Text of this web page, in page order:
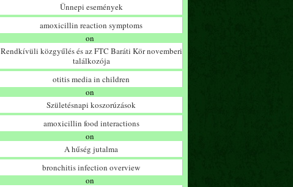
Ünnepi események
amoxicillin reaction symptoms
on
Rendkívüli közgyűlés és az FTC Baráti Kör novemberi
találkozója
otitis media in children
on
Születésnapi koszorúzások
amoxicillin food interactions
on
A hűség jutalma
bronchitis infection overview
on